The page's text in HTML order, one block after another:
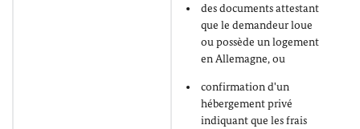
des documents attestant
que le demandeur loue
ou possède un logement
en Allemagne, ou
confirmation d'un
hébergement privé
indiquant que les frais